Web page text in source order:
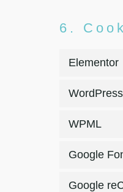
6.
Elementor
WordPress
WPML
Google
Google